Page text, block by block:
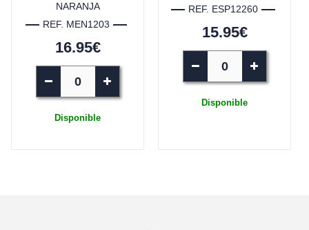
NARANJA
REF. MEN1203
16.95€
Disponible
REF. ESP12260
15.95€
Disponible